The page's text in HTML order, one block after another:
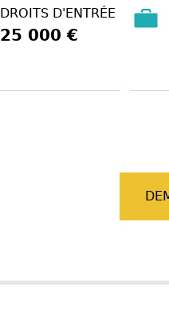
DROITS D'ENTRÉE
25 000 €